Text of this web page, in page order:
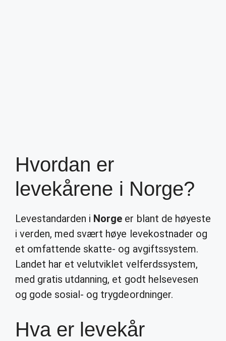
Hvordan er
levekårene i Norge?
Levestandarden i Norge er blant de høyeste
i verden, med svært høye levekostnader og
et omfattende skatte- og avgiftssystem.
Landet har et velutviklet velferdssystem,
med gratis utdanning, et godt helsevesen
og gode sosial- og trygdeordninger.
Hva er levekår